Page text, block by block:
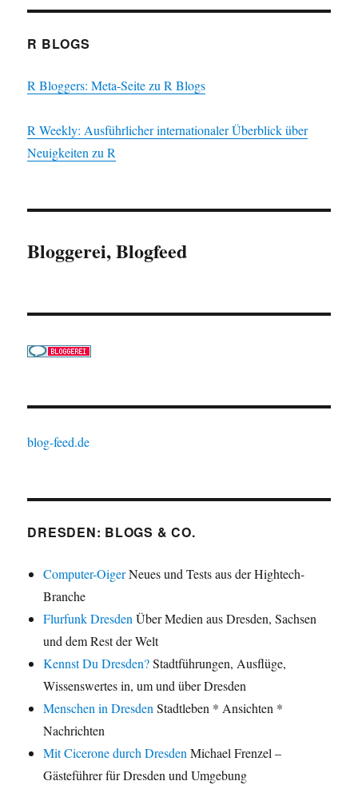
R BLOGS
R Bloggers: Meta-Seite zu R Blogs
R Weekly: Ausführlicher internationaler Überblick über
Neuigkeiten zu R
Bloggerei, Blogfeed
blog-feed.de
DRESDEN: BLOGS & CO.
Computer-OigerNeues und Tests aus der Hightech-
Branche
Flurfunk Dresden Über Medien aus Dresden, Sachsen
und dem Rest der Welt
Kennst Du Dresden?Stadtführungen, Ausflüge,
Wissenswertes in, um und über Dresden
Menschen in Dresden Stadtleben * Ansichten *
Nachrichten
Mit Cicerone durch Dresden Michael Frenzel –
Gästeführer für Dresden und Umgebung